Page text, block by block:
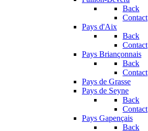
Back
Contact
Pays d'Aix
Back
Contact
Pays Briançonnais
Back
Contact
Pays de Grasse
Pays de Seyne
Back
Contact
Pays Gapençais
Back